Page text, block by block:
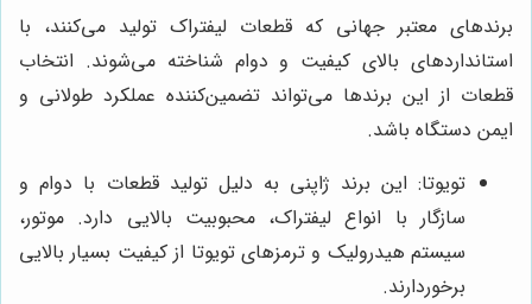
برندهای معتبر جهانی که قطعات لیفتراک تولید می‌کنند، با
استانداردهای بالای کیفیت و دوام شناخته می‌شوند. انتخاب
قطعات از این برندها می‌تواند تضمین‌کننده عملکرد طولانی و
ایمن دستگاه باشد.
تویوتا: این برند ژاپنی به دلیل تولید قطعات با دوام و
سازگار با انواع لیفتراک، محبوبیت بالایی دارد. موتور،
سیستم هیدرولیک و ترمزهای تویوتا از کیفیت بسیار بالایی
برخوردارند.